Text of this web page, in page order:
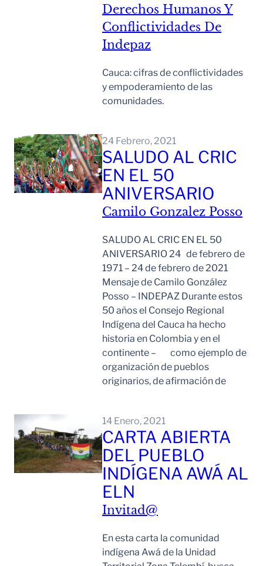
Derechos Humanos Y
Conflictividades De
Indepaz
Cauca: cifras de conflictividades
y empoderamiento de las
comunidades.
24 Febrero, 2021
SALUDO AL CRIC
EN EL 50
ANIVERSARIO
Camilo Gonzalez Posso
SALUDO AL CRIC EN EL 50
ANIVERSARIO 24 de febrero de
1971 – 24 de febrero de 2021
Mensaje de Camilo González
Posso – INDEPAZ Durante estos
50 años el Consejo Regional
Indígena del Cauca ha hecho
historia en Colombia y en el
continente – como ejemplo de
organización de pueblos
originarios, de afirmación de
14 Enero, 2021
CARTA ABIERTA
DEL PUEBLO
INDÍGENA AWÁ AL
ELN
Invitad@
En esta carta la comunidad
indígena Awá de la Unidad